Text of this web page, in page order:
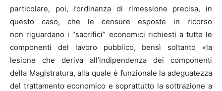
particolare, poi, l’ordinanza di rimessione precisa, in
questo caso, che le censure esposte in ricorso
non riguardano i “sacrifici” economici richiesti a tutte le
componenti del lavoro pubblico, bensì soltanto «la
lesione che deriva all’indipendenza dei componenti
della Magistratura, alla quale è funzionale la adeguatezza
del trattamento economico e soprattutto la sottrazione a